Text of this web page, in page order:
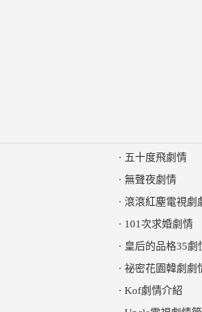
· 五十度飛劇情
· 無聲夜劇情
· 滾滾紅塵電視劇
· 101次求婚劇情
· 皇后的品格35劇
· 祕密花園韓劇劇
· Kof劇情介紹